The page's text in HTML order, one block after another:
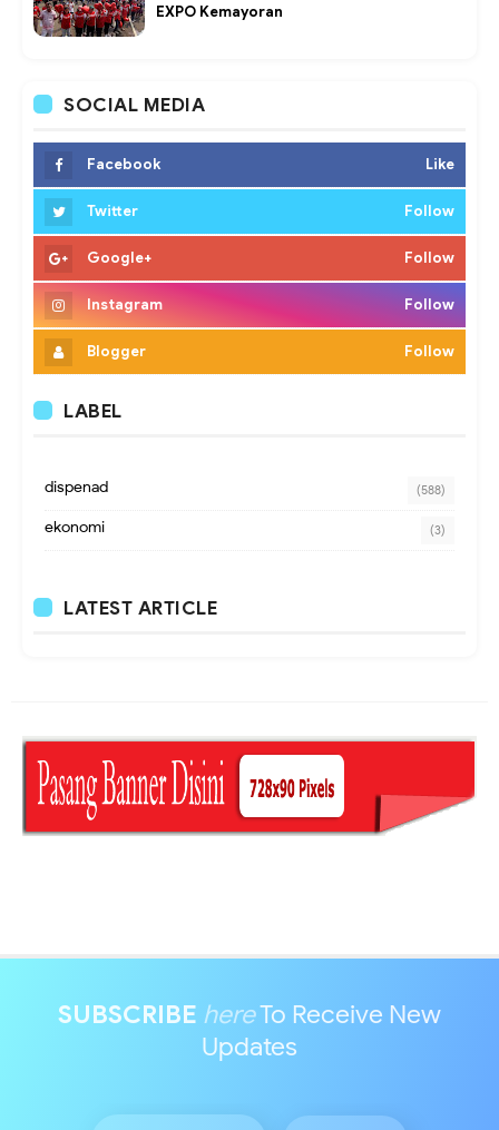
EXPO Kemayoran
SOCIAL MEDIA
Facebook Like
Twitter Follow
Google+ Follow
Instagram Follow
Blogger Follow
LABEL
dispenad (588)
ekonomi (3)
LATEST ARTICLE
SUBSCRIBE hereTo Receive New
Updates